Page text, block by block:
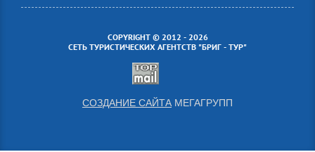
COPYRIGHT © 2012 - 2026
СЕТЬ ТУРИСТИЧЕСКИХ АГЕНТСТВ "БРИГ - ТУР"
СОЗДАНИЕ САЙТАМЕГАГРУПП